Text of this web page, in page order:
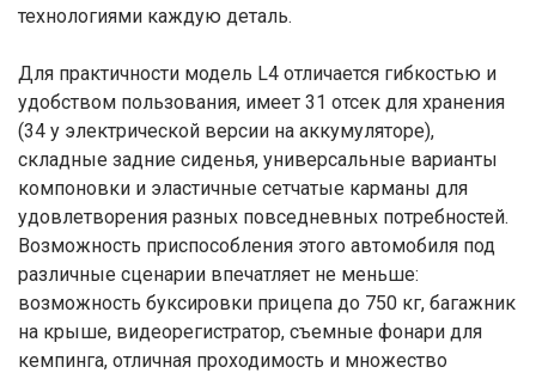
технологиями каждую деталь.
Для практичности модель L4 отличается гибкостью и
удобством пользования, имеет 31 отсек для хранения
(34 у электрической версии на аккумуляторе),
складные задние сиденья, универсальные варианты
компоновки и эластичные сетчатые карманы для
удовлетворения разных повседневных потребностей.
Возможность приспособления этого автомобиля под
различные сценарии впечатляет не меньше:
возможность буксировки прицепа до 750 кг, багажник
на крыше, видеорегистратор, съемные фонари для
кемпинга, отличная проходимость и множество